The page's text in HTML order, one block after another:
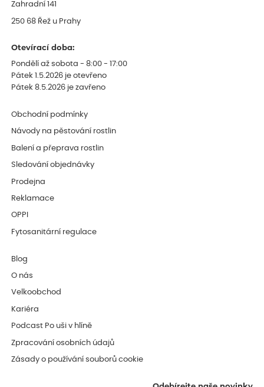
Zahradní 141
250 68 Řež u Prahy
Otevírací doba:
Pondělí až sobota - 8:00 - 17:00
Pátek 1.5.2026 je otevřeno
Pátek 8.5.2026 je zavřeno
Obchodní podmínky
Návody na pěstování rostlin
Balení a přeprava rostlin
Sledování objednávky
Prodejna
Reklamace
OPPI
Fytosanitární regulace
Blog
O nás
Velkoobchod
Kariéra
Podcast Po uši v hlíně
Zpracování osobních údajů
Zásady o používání souborů cookie